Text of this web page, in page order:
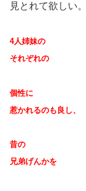
見とれて欲しい。
4人姉妹の
それぞれの
個性に
惹かれるのも良し、
昔の
兄弟げんかを